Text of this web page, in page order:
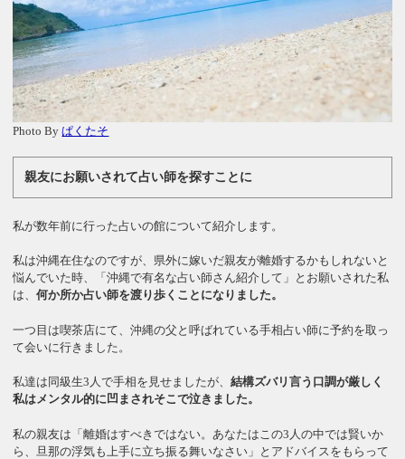
Photo Byぱくたそ
親友にお願いされて占い師を探すことに
私が数年前に行った占いの館について紹介します。
私は沖縄在住なのですが、県外に嫁いだ親友が離婚するかもしれないと
悩んでいた時、「沖縄で有名な占い師さん紹介して」とお願いされた私
は、何か所か占い師を渡り歩くことになりました。
一つ目は喫茶店にて、沖縄の父と呼ばれている手相占い師に予約を取っ
て会いに行きました。
私達は同級生3人で手相を見せましたが、結構ズバリ言う口調が厳しく
私はメンタル的に凹まされそこで泣きました。
私の親友は「離婚はすべきではない。あなたはこの3人の中では賢いか
ら、旦那の浮気も上手に立ち振る舞いなさい」とアドバイスをもらって